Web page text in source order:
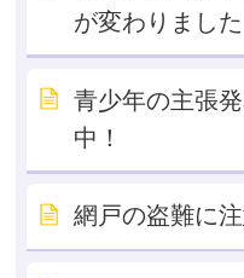
が変わりました
青少年の主張
中！
網戸の盗難に